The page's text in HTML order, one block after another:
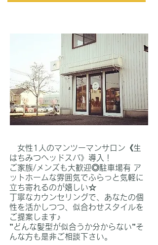
女性1人のマンツーマンサロン《生
はちみつヘッドスパ》導入！
ご家族/メンズも大歓迎◎駐車場有 ア
ットホームな雰囲気でふらっと気軽に
立ち寄れるのが嬉しい☆
丁寧なカウンセリングで、あなたの個
性を活かしつつ、似合わせスタイルを
ご提案します♪
”どんな髪型が似合うか分からない”そ
んな方も是非ご相談下さい。